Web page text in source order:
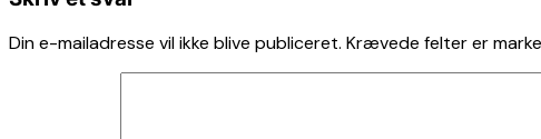
Din e-mailadresse vil ikke blive publiceret. Krævede felter er